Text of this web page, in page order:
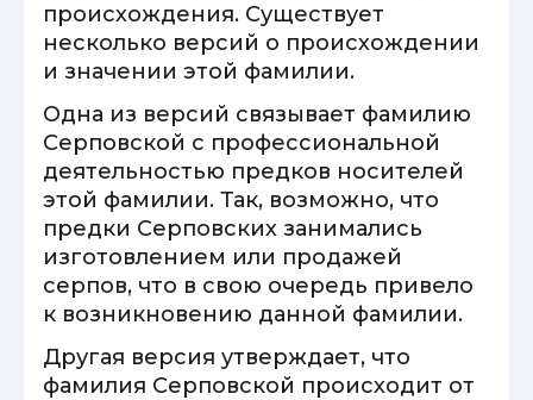
происхождения. Существует
несколько версий о происхождении
и значении этой фамилии.
Одна из версий связывает фамилию
Серповской с профессиональной
деятельностью предков носителей
этой фамилии. Так, возможно, что
предки Серповских занимались
изготовлением или продажей
серпов, что в свою очередь привело
к возникновению данной фамилии.
Другая версия утверждает, что
фамилия Серповской происходит от